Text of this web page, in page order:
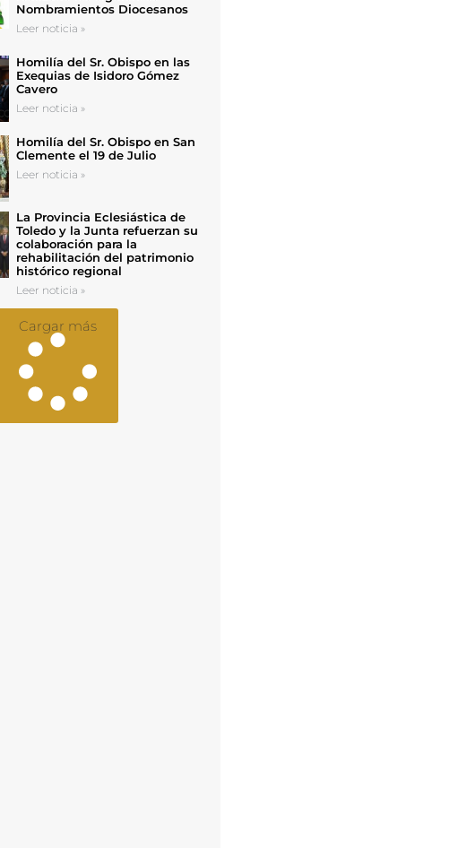
Nombramientos Diocesanos
Leer noticia »
Homilía del Sr. Obispo en las
Exequias de Isidoro Gómez
Cavero
Leer noticia »
Homilía del Sr. Obispo en San
Clemente el 19 de Julio
Leer noticia »
La Provincia Eclesiástica de
Toledo y la Junta refuerzan su
colaboración para la
rehabilitación del patrimonio
histórico regional
Leer noticia »
Cargar más